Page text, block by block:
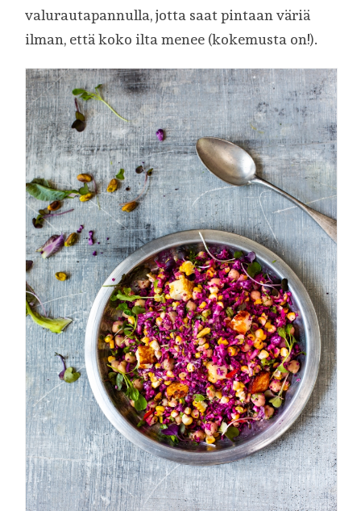
valurautapannulla, jotta saat pintaan väriä
ilman, että koko ilta menee (kokemusta on!).